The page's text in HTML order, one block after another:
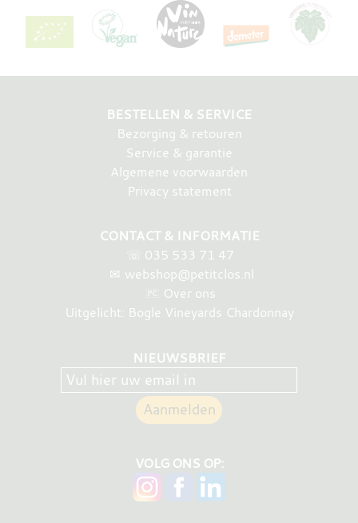
BESTELLEN & SERVICE
Bezorging & retouren
Service & garantie
Algemene voorwaarden
Privacy statement
CONTACT & INFORMATIE
☏ 035 533 71 47
✉ webshop@petitclos.nl
Over ons
Uitgelicht: Bogle Vineyards Chardonnay
NIEUWSBRIEF
VOLG ONS OP: